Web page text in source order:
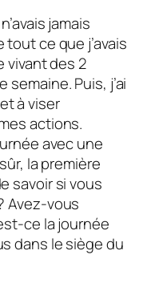
jamais
ce que j’avais
vivant des 2
Puis, j’ai
à viser
actions.
avec une
la première
savoir si vous
Avez-vous
ce la journée
dans le siège du